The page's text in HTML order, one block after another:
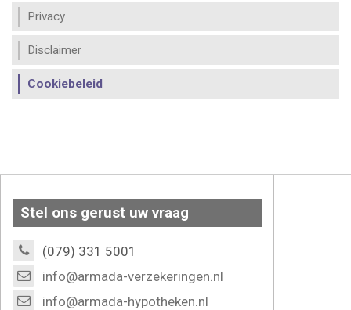
Privacy
Disclaimer
Cookiebeleid
Stel ons gerust uw vraag
(079) 331 5001
info@armada-verzekeringen.nl
info@armada-hypotheken.nl